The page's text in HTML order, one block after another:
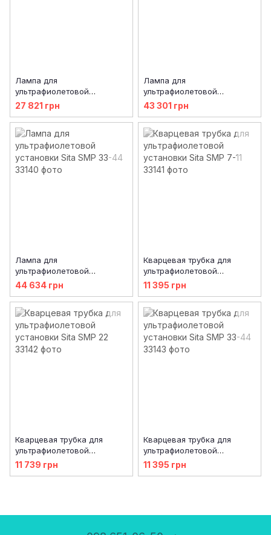
Лампа для
ультрафиолетовой
установки Sita SMP 7-11
27 821 грн
Лампа для
ультрафиолетовой
установки Sita SMP 22
43 301 грн
Лампа для
ультрафиолетовой
установки Sita SMP 33-44
44 634 грн
Кварцевая трубка для
ультрафиолетовой
установки Sita SMP 7-11
11 395 грн
Кварцевая трубка для
ультрафиолетовой
установки Sita SMP 22
11 739 грн
Кварцевая трубка для
ультрафиолетовой
установки Sita SMP 33-44
11 395 грн